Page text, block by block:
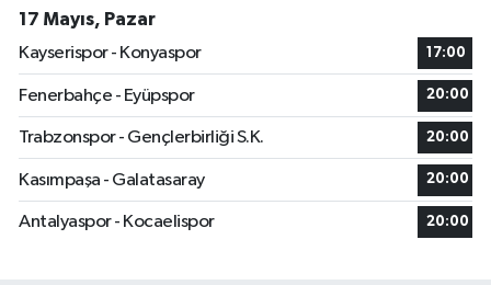
17 Mayıs, Pazar
Kayserispor - Konyaspor
17:00
Fenerbahçe - Eyüpspor 20:00
Trabzonspor - Gençlerbirliği S.K. 20:00
Kasımpaşa - Galatasaray 20:00
Antalyaspor - Kocaelispor 20:00